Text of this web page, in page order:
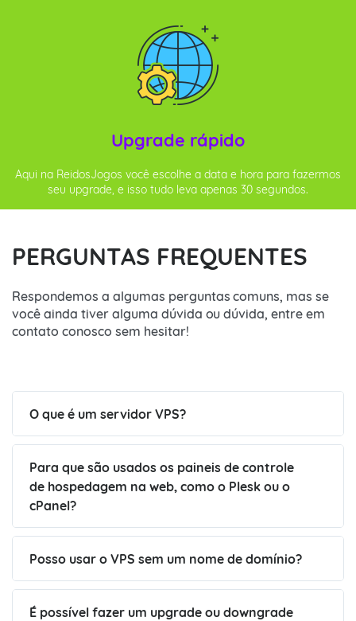
Upgrade rápido
Aqui na ReidosJogos você escolhe a data e hora para fazermos
seu upgrade, e isso tudo leva apenas 30 segundos.
PERGUNTAS FREQUENTES
Respondemos a algumas perguntas comuns, mas se
você ainda tiver alguma dúvida ou dúvida, entre em
contato conosco sem hesitar!
O que é um servidor VPS?
Para que são usados os paineis de controle
de hospedagem na web, como o Plesk ou o
cPanel?
Posso usar o VPS sem um nome de domínio?
É possível fazer um upgrade ou downgrade